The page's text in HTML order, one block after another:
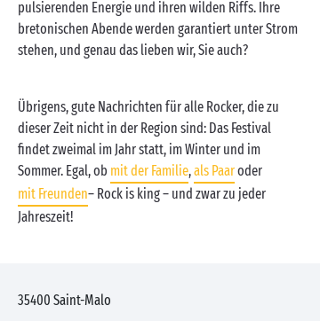
pulsierenden Energie und ihren wilden Riffs. Ihre
bretonischen Abende werden garantiert unter Strom
stehen, und genau das lieben wir, Sie auch?
Übrigens, gute Nachrichten für alle Rocker, die zu
dieser Zeit nicht in der Region sind: Das Festival
findet zweimal im Jahr statt, im Winter und im
Sommer. Egal, ob mit der Familie,als Paaroder
mit Freunden– Rock is king – und zwar zu jeder
Jahreszeit!
35400 Saint-Malo